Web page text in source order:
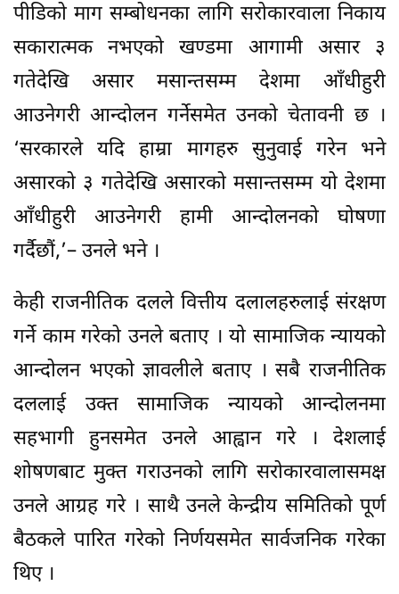
पीडिको माग सम्बोधनका लागि सरोकारवाला निकाय
सकारात्मक नभएको खण्डमा आगामी असार ३
गतेदेखि असार मसान्तसम्म देशमा आँधीहुरी
आउनेगरी आन्दोलन गर्नेसमेत उनको चेतावनी छ ।
‘सरकारले यदि हाम्रा मागहरु सुनुवाई गरेन भने
असारको ३ गतेदेखि असारको मसान्तसम्म यो देशमा
आँधीहुरी आउनेगरी हामी आन्दोलनको घोषणा
गर्दैछौं,’– उनले भने ।
केही राजनीतिक दलले वित्तीय दलालहरुलाई संरक्षण
गर्ने काम गरेको उनले बताए । यो सामाजिक न्यायको
आन्दोलन भएको ज्ञावलीले बताए । सबै राजनीतिक
दललाई उक्त सामाजिक न्यायको आन्दोलनमा
सहभागी हुनसमेत उनले आह्वान गरे । देशलाई
शोषणबाट मुक्त गराउनको लागि सरोकारवालासमक्ष
उनले आग्रह गरे । साथै उनले केन्द्रीय समितिको पूर्ण
बैठकले पारित गरेको निर्णयसमेत सार्वजनिक गरेका
थिए ।